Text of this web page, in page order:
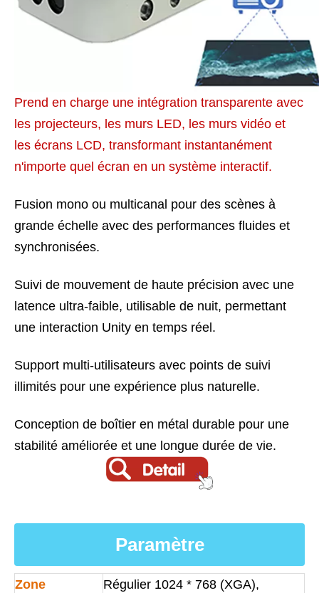
Prend en charge une intégration transparente avec
les projecteurs, les murs LED, les murs vidéo et
les écrans LCD, transformant instantanément
n'importe quel écran en un système interactif.
Fusion mono ou multicanal pour des scènes à
grande échelle avec des performances fluides et
synchronisées.
Suivi de mouvement de haute précision avec une
latence ultra-faible, utilisable de nuit, permettant
une interaction Unity en temps réel.
Support multi-utilisateurs avec points de suivi
illimités pour une expérience plus naturelle.
Conception de boîtier en métal durable pour une
stabilité améliorée et une longue durée de vie.
Paramètre
Zone
Régulier 1024 * 768 (XGA),